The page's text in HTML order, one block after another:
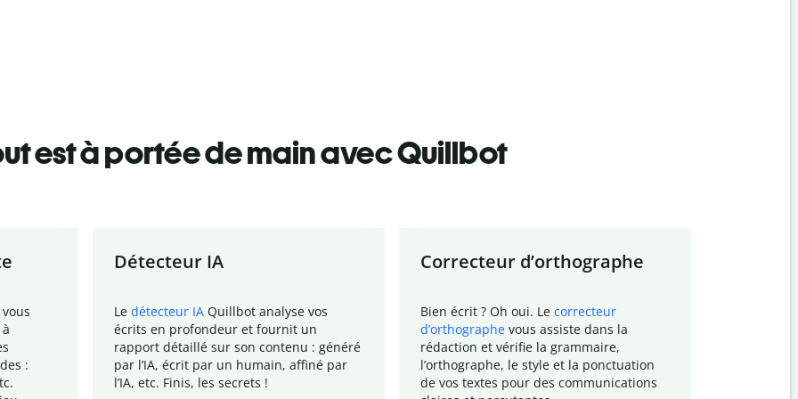
est à portée de main avec Quillbot
:
Détecteur IA
Le détecteur IA Quillbot analyse vos
écrits en profondeur et fournit un
rapport détaillé sur son contenu : généré
par l’IA, écrit par un humain, affiné par
l’IA, etc. Finis, les secrets !
Correcteur d’orthographe
Bien écrit ? Oh oui. Le correcteur
d’orthographe vous assiste dans la
rédaction et vérifie la grammaire,
l’orthographe, le style et la ponctuation
de vos textes pour des communications